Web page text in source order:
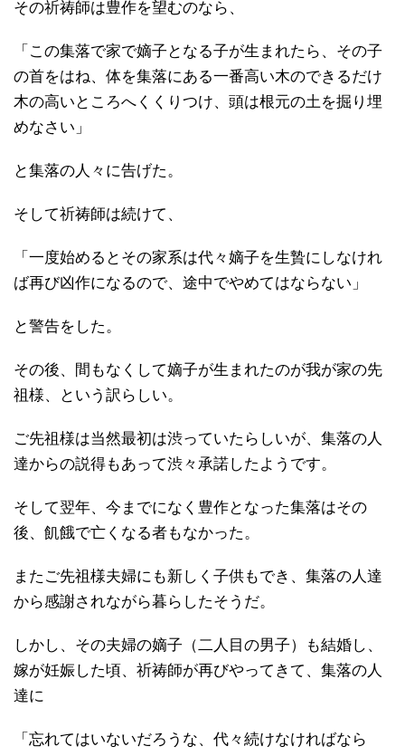
その祈祷師は豊作を望むのなら、
「この集落で家で嫡子となる子が生まれたら、その子
の首をはね、体を集落にある一番高い木のできるだけ
木の高いところへくくりつけ、頭は根元の土を掘り埋
めなさい」
と集落の人々に告げた。
そして祈祷師は続けて、
「一度始めるとその家系は代々嫡子を生贄にしなけれ
ば再び凶作になるので、途中でやめてはならない」
と警告をした。
その後、間もなくして嫡子が生まれたのが我が家の先
祖様、という訳らしい。
ご先祖様は当然最初は渋っていたらしいが、集落の人
達からの説得もあって渋々承諾したようです。
そして翌年、今までになく豊作となった集落はその
後、飢餓で亡くなる者もなかった。
またご先祖様夫婦にも新しく子供もでき、集落の人達
から感謝されながら暮らしたそうだ。
しかし、その夫婦の嫡子（二人目の男子）も結婚し、
嫁が妊娠した頃、祈祷師が再びやってきて、集落の人
達に
「忘れてはいないだろうな、代々続けなければなら